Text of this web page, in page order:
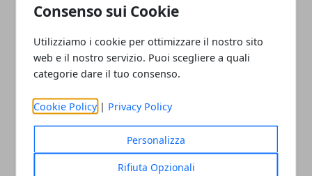
Consenso sui Cookie
Utilizziamo i cookie per ottimizzare il nostro sito
web e il nostro servizio. Puoi scegliere a quali
categorie dare il tuo consenso.
Cookie Policy | Privacy Policy
Personalizza
Rifiuta Opzionali
ARTICOLI CORRELATI